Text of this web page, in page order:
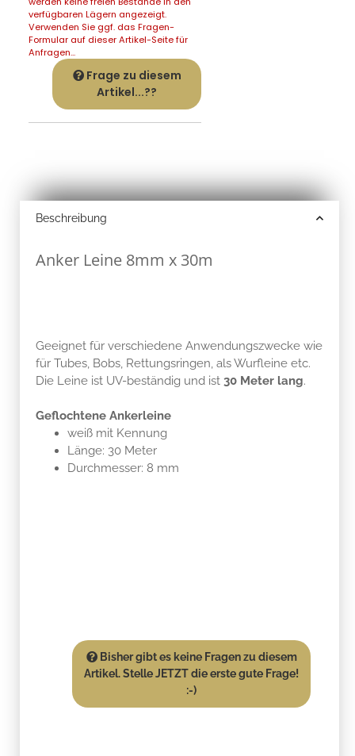
verfügbaren Lägern angezeigt.
Verwenden Sie ggf. das Fragen-
Formular auf dieser Artikel-Seite für
Anfragen...
Frage zu diesem
Artikel...??
Beschreibung
Anker Leine 8mm x 30m
Geeignet für verschiedene Anwendungszwecke wie
für Tubes, Bobs, Rettungsringen, als Wurfleine etc.
Die Leine ist UV-beständig und ist 30 Meter lang.
Geflochtene Ankerleine
weiß mit Kennung
Länge: 30 Meter
Durchmesser: 8 mm
Bisher gibt es keine Fragen zu diesem
Artikel. Stelle JETZT die erste gute Frage!
:-)